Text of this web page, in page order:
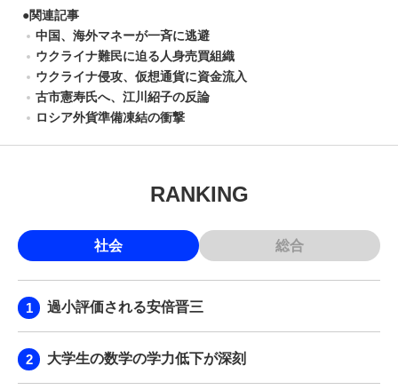
●関連記事
中国、海外マネーが一斉に逃避
ウクライナ難民に迫る人身売買組織
ウクライナ侵攻、仮想通貨に資金流入
古市憲寿氏へ、江川紹子の反論
ロシア外貨準備凍結の衝撃
RANKING
社会 総合
過小評価される安倍晋三
大学生の数学の学力低下が深刻